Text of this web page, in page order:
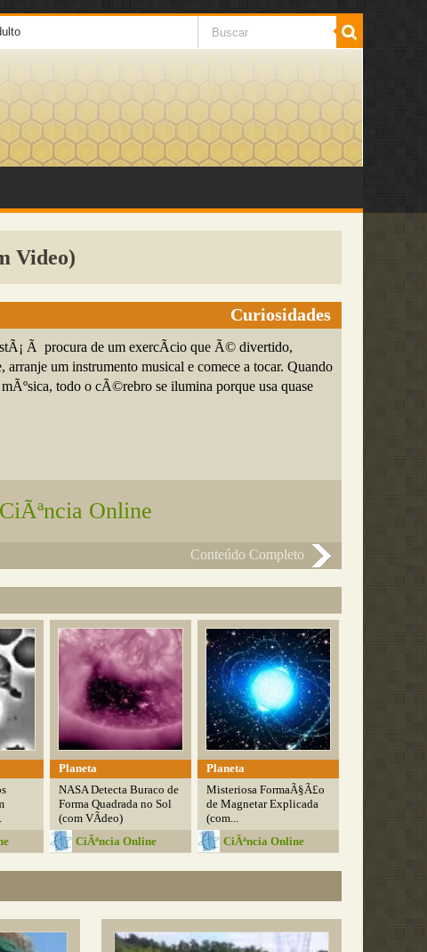
Video)
Curiosidades
Ã procura de um exercÃ­cio que Ã© divertido,
arranje um instrumento musical e comece a tocar. Quando
todo o cÃ©rebro se ilumina porque usa quase
CiÃªncia Online
Conteúdo Completo
Planeta
NASA Detecta Buraco de
Forma Quadrada no Sol
(com VÃ­deo)
CiÃªncia Online
Planeta
Misteriosa FormaÃ§Ã£o
de Magnetar Explicada
(com...
CiÃªncia Online